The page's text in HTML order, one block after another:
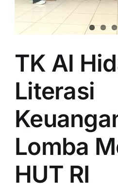
TK Al
Literasi
Lomba
HUT RI